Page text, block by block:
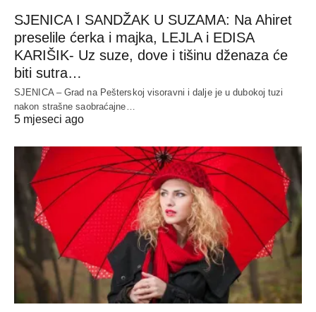
SJENICA I SANDŽAK U SUZAMA: Na Ahiret
preselile ćerka i majka, LEJLA i EDISA
KARIŠIK- Uz suze, dove i tišinu dženaza će
biti sutra…
SJENICA – Grad na Pešterskoj visoravni i dalje je u dubokoj tuzi
nakon strašne saobraćajne…
5 mjeseci ago